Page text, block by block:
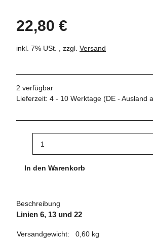
22,80 €
inkl. 7% USt. , zzgl. Versand
2 verfügbar
Lieferzeit: 4 - 10 Werktage (DE - Ausland
In den Warenkorb
Beschreibung
Linien 6, 13 und 22
Versandgewicht:
0,60 kg